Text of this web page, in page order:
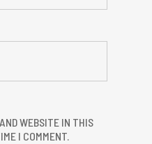
WEBSITE IN THIS
I COMMENT.